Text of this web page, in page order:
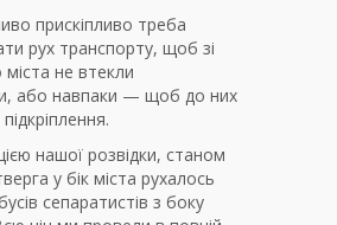
прискіпливо треба
рух транспорту, щоб зі
міста не втекли
або навпаки — щоб до них
нашої розвідки, станом
у бік міста рухалось
сепаратистів з боку